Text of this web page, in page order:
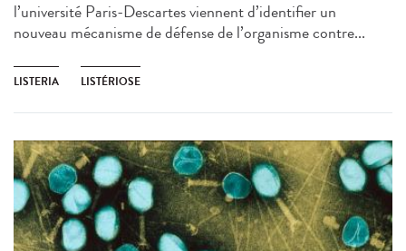
l’université Paris-Descartes viennent d’identifier un
nouveau mécanisme de défense de l’organisme contre...
LISTERIA LISTÉRIOSE